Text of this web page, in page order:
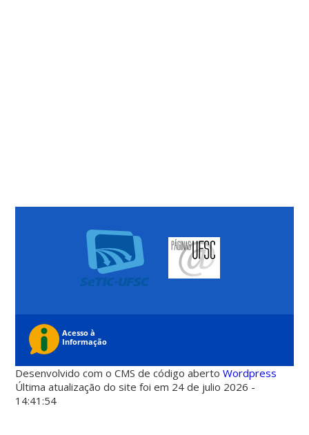
Desenvolvido com o CMS de código abertoWordpress
Última atualização do site foi em 24 de julio 2026 -
14:41:54